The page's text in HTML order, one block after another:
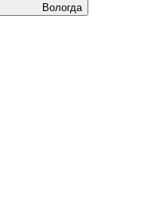
Вологда